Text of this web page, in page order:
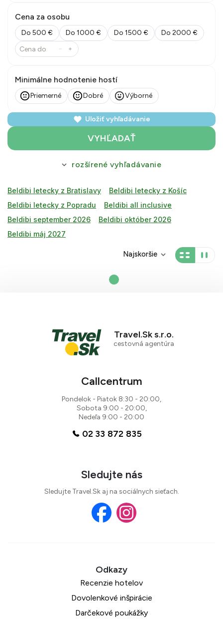
Cena za osobu
Do 500 € Do 1000 € Do 1500 € Do 2000 €
Minimálne hodnotenie hostí
Priemerné Dobré Výborné
Uložiť vyhľadávanie
VYHĽADAŤ
rozšírené vyhľadávanie
Beldibi letecky z Bratislavy
Beldibi letecky z Košíc
Beldibi letecky z Popradu
Beldibi all inclusive
Beldibi september 2026
Beldibi október 2026
Beldibi máj 2027
Najskoršie
Travel.Sk s.r.o.
cestovná agentúra
Callcentrum
Pondelok - Piatok 8:30 - 20:00,
Sobota 9:00 - 20:00,
Nedeľa 9:00 - 20:00
02 33 872 835
Sledujte nás
Sledujte Travel.Sk aj na sociálnych sieťach.
Recenzie hotelov
Dovolenkové inšpirácie
Darčekové poukážky